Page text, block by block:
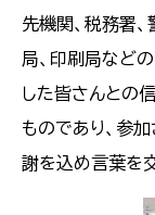
先機関、税務署
局、印刷局など
した皆さんとの
ものであり、参
謝を込め言葉を